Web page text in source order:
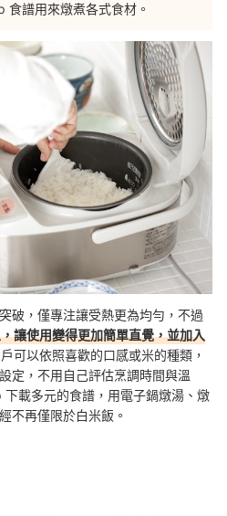
食譜用來燉煮各式食材。
破，僅專注讓受熱更為均勻，不過
讓使用變得更加簡單直覺，並加入
可以依照喜歡的口感或米的種類，
定，不用自己評估烹調時間與溫
載多元的食譜，用電子鍋燉湯、燉
不再僅限於白米飯。